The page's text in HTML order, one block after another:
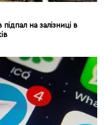
на залізниці в